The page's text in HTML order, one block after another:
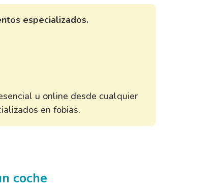
especializados.
u online desde cualquier
en fobias.
coche